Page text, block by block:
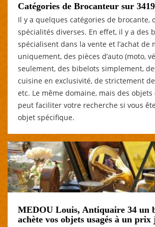
Catégories de Brocanteur sur
Il y a quelques catégories de brocante,
spécialités diverses. En effet, il y a des
spécialisent dans la vente et l’achat de
uniquement, des pièces d’auto (moto,
seulement, des bibelots simplement,
cuisine en exclusivité, de strictement
etc. Le même domaine, mais des
peut faciliter votre recherche si vous
objet spécifique.
MEDOU Louis, Antiquaire 34 un
achète vos objets usagés à un prix